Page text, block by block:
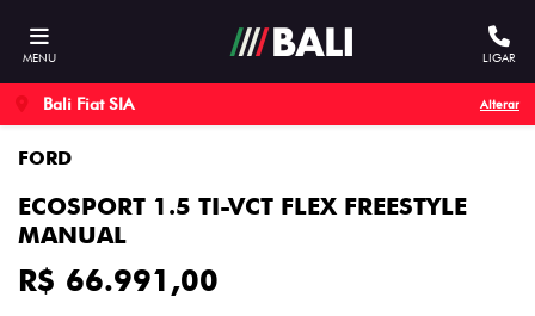
MENU LIGAR
Bali Fiat SIA Alterar
FORD
ECOSPORT 1.5 TI-VCT FLEX FREESTYLE
MANUAL
R$ 66.991,00